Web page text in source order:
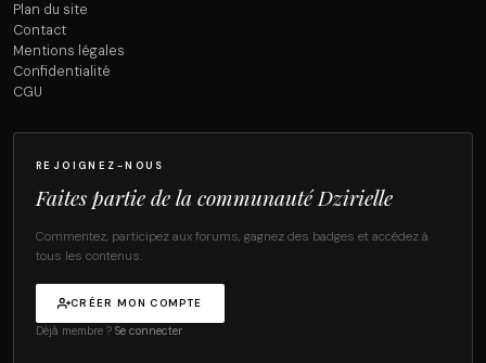
Plan du site
Contact
Mentions légales
Confidentialité
CGU
REJOIGNEZ-NOUS
Faites partie de la communauté Dzirielle
Commentez, participez aux forums, gagnez des badges et accédez à
tous les contenus.
CRÉER MON COMPTE
Déjà membre ? Se connecter